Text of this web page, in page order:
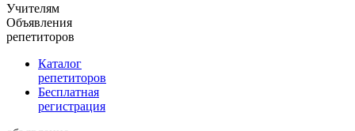
Учителям
Объявления
репетиторов
Каталог
репетиторов
Бесплатная
регистрация